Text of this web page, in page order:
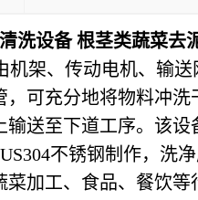
洗设备 根茎类蔬菜去
机架、传动电机、输
可充分地将物料冲
送至下道工序。该
不锈钢制作，洗
加工、食品、餐饮